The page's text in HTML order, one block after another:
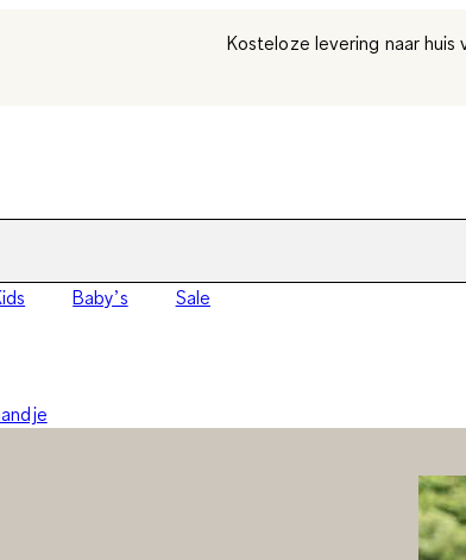
Kosteloze levering naar
Baby’s Sale